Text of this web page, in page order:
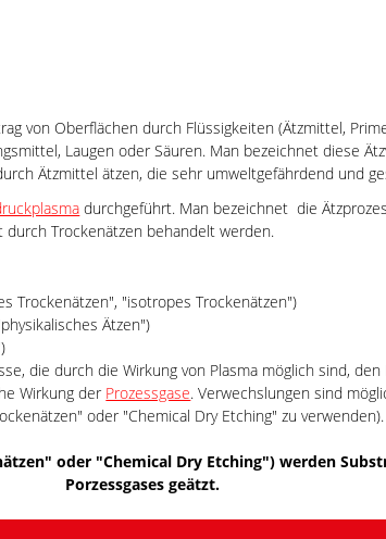
von Oberflächen durch Flüssigkeiten (Ätzmittel,
Laugen oder Säuren. Man bezeichnet diese
Ätzmittel ätzen, die sehr umweltgefährdend und
durchgeführt. Man bezeichnet die
Trockenätzen behandelt werden.
Trockenätzen", "isotropes Trockenätzen")
Ätzen")
die durch die Wirkung von Plasma möglich sind,
Wirkung der Prozessgase. Verwechslungen sind
oder "Chemical Dry Etching" zu verwenden).
oder "Chemical Dry Etching") werden
Porzessgases geätzt.